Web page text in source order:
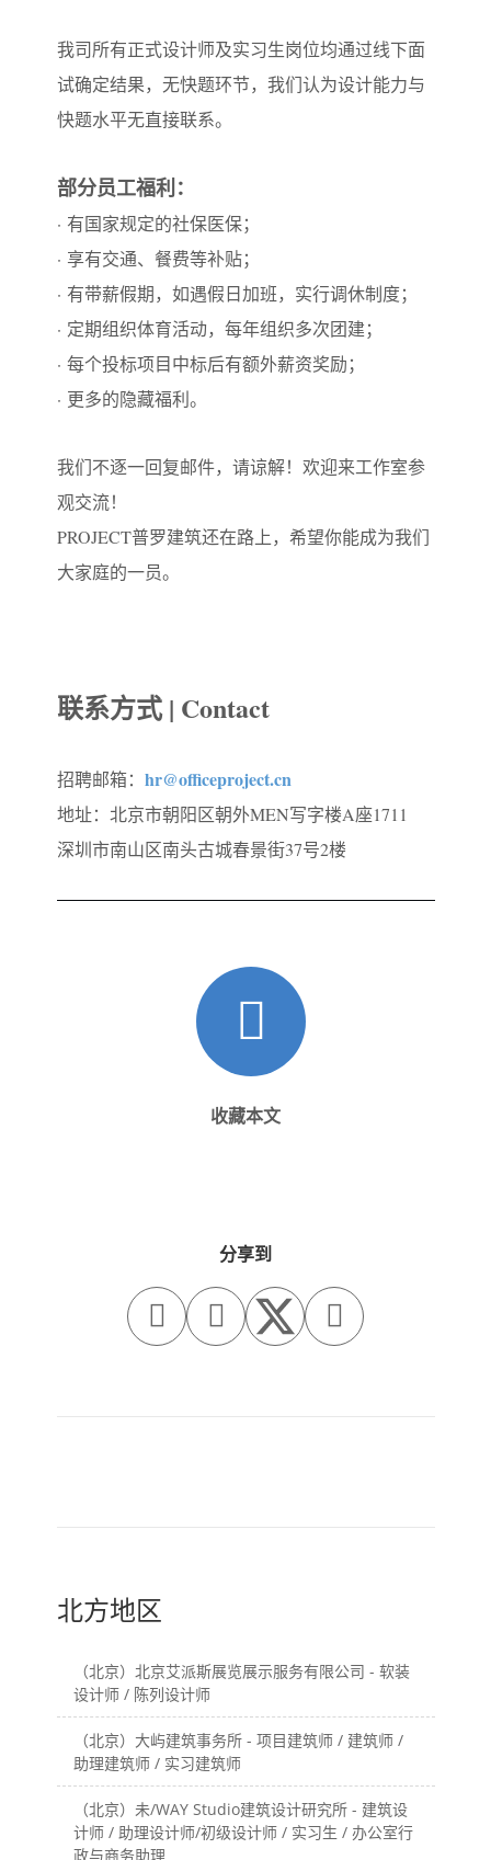
我司所有正式设计师及实习生岗位均通过线下面
试确定结果，无快题环节，我们认为设计能力与
快题水平无直接联系。
部分员工福利：
· 有国家规定的社保医保；
· 享有交通、餐费等补贴；
· 有带薪假期，如遇假日加班，实行调休制度；
· 定期组织体育活动，每年组织多次团建；
· 每个投标项目中标后有额外薪资奖励；
· 更多的隐藏福利。
我们不逐一回复邮件，请谅解！欢迎来工作室参
观交流！
PROJECT普罗建筑还在路上，希望你能成为我们
大家庭的一员。
联系方式 | Contact
招聘邮箱： hr@officeproject.cn
地址： 北京市朝阳区朝外MEN写字楼A座1711
深圳市南山区南头古城春景街37号2楼
收藏本文
分享到
  
北方地区
（北京）北京艾派斯展览展示服务有限公司 - 软装
设计师 / 陈列设计师
（北京）大屿建筑事务所 - 项目建筑师 / 建筑师 /
助理建筑师 / 实习建筑师
（北京）未/WAY Studio建筑设计研究所 - 建筑设
计师 / 助理设计师/初级设计师 / 实习生 / 办公室行
政与商务助理